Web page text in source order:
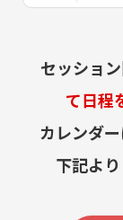
セッショ
て日程
カレンダ
下記よ